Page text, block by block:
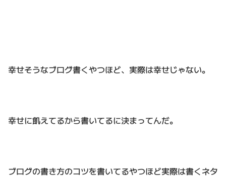
幸せそうなブログ書くやつほど、実際は幸せじゃない。
幸せに飢えてるから書いてるに決まってんだ。
ブログの書き方のコツを書いてるやつほど実際は書くネタ